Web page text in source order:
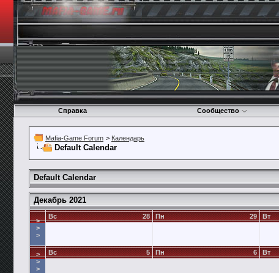
Справка Сообщество
Mafia-Game Forum > Календарь
Default Calendar
Default Calendar
Декабрь 2021
>
>
>
28
Вс 29
Пн Вт
>
>
>
5
Вс 6
Пн Вт